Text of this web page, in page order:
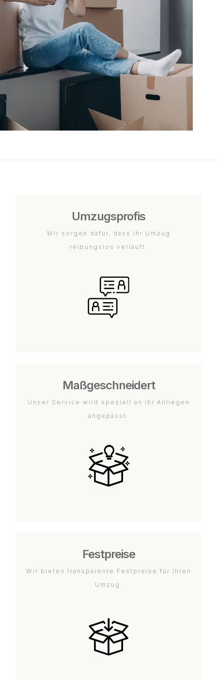
Umzugsprofis
Wir sorgen dafür, dass Ihr Umzug
reibungslos verläuft.
Maßgeschneidert
Unser Service wird speziell an Ihr Anliegen
angepasst.
Festpreise
Wir bieten transparente Festpreise für Ihren
Umzug.